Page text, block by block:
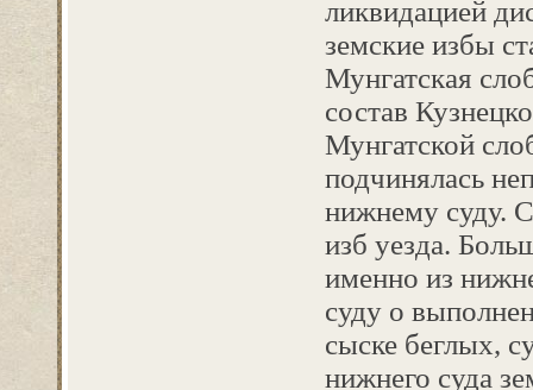
ликвидацией
земские избы
Мунгатская
состав
Мунгатской
подчинялась
нижнему суду.
изб уезда.
именно из
суду о
сыске беглых,
нижнего суда